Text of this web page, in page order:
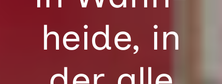
heide, in